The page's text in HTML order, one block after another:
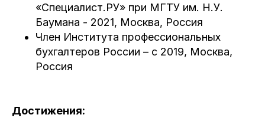
«Специалист.РУ» при МГТУ им. Н.У.
Баумана - 2021, Москва, Россия
Член Института профессиональных
бухгалтеров России – с 2019, Москва,
Россия
Достижения: